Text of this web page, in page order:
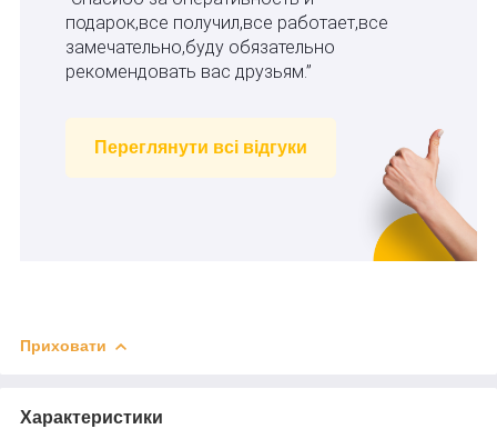
подарок,все получил,все работает,все
замечательно,буду обязательно
рекомендовать вас друзьям.”
Переглянути всі відгуки
Приховати
Характеристики